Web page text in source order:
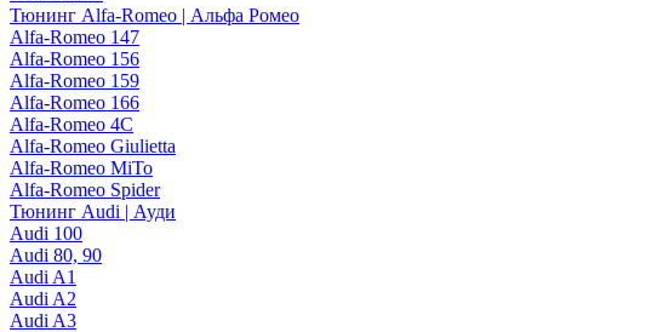
Тюнинг Alfa-Romeo | Альфа Ромео
Alfa-Romeo 147
Alfa-Romeo 156
Alfa-Romeo 159
Alfa-Romeo 166
Alfa-Romeo 4C
Alfa-Romeo Giulietta
Alfa-Romeo MiTo
Alfa-Romeo Spider
Тюнинг Audi | Ауди
Audi 100
Audi 80, 90
Audi A1
Audi A2
Audi A3